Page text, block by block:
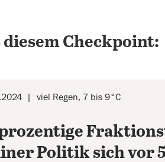
diesem Checkpoint:
viel Regen, 7 bis 9°C
Politik sich vor